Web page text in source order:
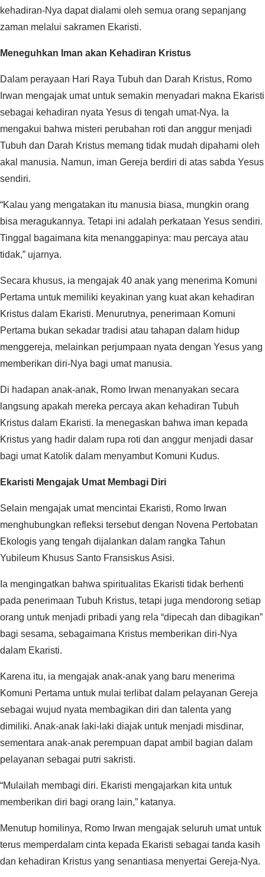
kehadiran-Nya dapat dialami oleh semua orang sepanjang
zaman melalui sakramen Ekaristi.‎‎
Meneguhkan Iman akan Kehadiran Kristus
‎‎Dalam perayaan Hari Raya Tubuh dan Darah Kristus, Romo
Irwan mengajak umat untuk semakin menyadari makna Ekaristi
sebagai kehadiran nyata Yesus di tengah umat-Nya. Ia
mengakui bahwa misteri perubahan roti dan anggur menjadi
Tubuh dan Darah Kristus memang tidak mudah dipahami oleh
akal manusia. Namun, iman Gereja berdiri di atas sabda Yesus
sendiri.‎‎
“Kalau yang mengatakan itu manusia biasa, mungkin orang
bisa meragukannya. Tetapi ini adalah perkataan Yesus sendiri.
Tinggal bagaimana kita menanggapinya: mau percaya atau
tidak,” ujarnya.
‎‎Secara khusus, ia mengajak 40 anak yang menerima Komuni
Pertama untuk memiliki keyakinan yang kuat akan kehadiran
Kristus dalam Ekaristi. Menurutnya, penerimaan Komuni
Pertama bukan sekadar tradisi atau tahapan dalam hidup
menggereja, melainkan perjumpaan nyata dengan Yesus yang
memberikan diri-Nya bagi umat manusia.‎‎
Di hadapan anak-anak, Romo Irwan menanyakan secara
langsung apakah mereka percaya akan kehadiran Tubuh
Kristus dalam Ekaristi. Ia menegaskan bahwa iman kepada
Kristus yang hadir dalam rupa roti dan anggur menjadi dasar
bagi umat Katolik dalam menyambut Komuni Kudus.‎‎
Ekaristi Mengajak Umat Membagi Diri‎‎
Selain mengajak umat mencintai Ekaristi, Romo Irwan
menghubungkan refleksi tersebut dengan Novena Pertobatan
Ekologis yang tengah dijalankan dalam rangka Tahun
Yubileum Khusus Santo Fransiskus Asisi.
‎‎Ia mengingatkan bahwa spiritualitas Ekaristi tidak berhenti
pada penerimaan Tubuh Kristus, tetapi juga mendorong setiap
orang untuk menjadi pribadi yang rela “dipecah dan dibagikan”
bagi sesama, sebagaimana Kristus memberikan diri-Nya
dalam Ekaristi.
‎‎Karena itu, ia mengajak anak-anak yang baru menerima
Komuni Pertama untuk mulai terlibat dalam pelayanan Gereja
sebagai wujud nyata membagikan diri dan talenta yang
dimiliki. Anak-anak laki-laki diajak untuk menjadi misdinar,
sementara anak-anak perempuan dapat ambil bagian dalam
pelayanan sebagai putri sakristi.‎‎
“Mulailah membagi diri. Ekaristi mengajarkan kita untuk
memberikan diri bagi orang lain,” katanya.‎‎
Menutup homilinya, Romo Irwan mengajak seluruh umat untuk
terus memperdalam cinta kepada Ekaristi sebagai tanda kasih
dan kehadiran Kristus yang senantiasa menyertai Gereja-Nya.‎‎